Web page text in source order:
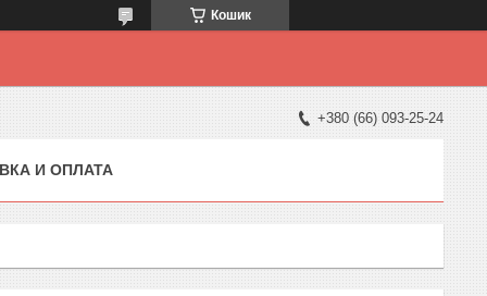
Кошик
+380 (66) 093-25-24
И ОПЛАТА